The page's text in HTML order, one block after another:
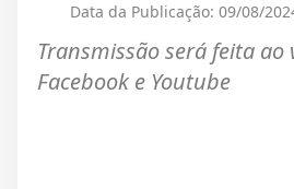
Data da Publicação: 09/08/
Transmissão será feita ao
Facebook e Youtube